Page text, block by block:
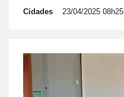
Cidades 23/04/2025 08h25